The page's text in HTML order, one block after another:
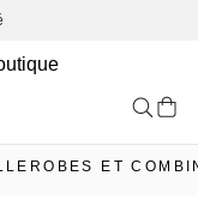
ROBES ET